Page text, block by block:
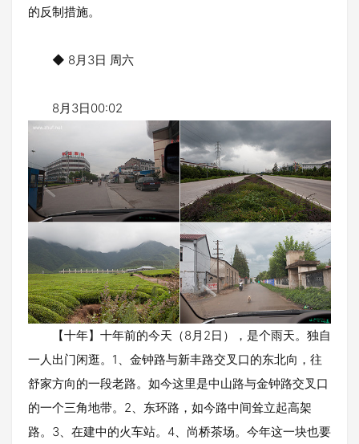
的反制措施。
◆ 8月3日 周六
8月3日00:02
【十年】十年前的今天（8月2日），是个雨天。独自
一人出门闲逛。1、金钟路与新丰路交叉口的东北向，往
舒家方向的一段老路。如今这里是中山路与金钟路交叉口
的一个三角地带。2、东环路，如今路中间耸立起高架
路。3、在建中的火车站。4、尚桥茶场。今年这一块也要